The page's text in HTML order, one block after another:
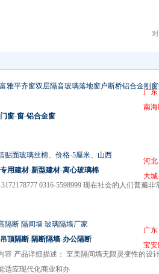
雅平齐窗双层隔音玻璃落地窗户断桥铝合金刚
广
南
门窗-窗-铝合金窗
贴面玻璃丝棉、价格-5厘米、山西
河
大
专用建材-新型建材-离心玻璃棉
0316-5598999 现在社会的人们普遍非
隔断 隔间墙 玻璃隔墙厂家
广
宝
吊顶隔断-隔断隔墙-办公隔断
容 产品详细描述： 至美隔间墙无限灵变性的设
适应现代化商业和办